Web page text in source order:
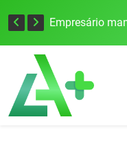
Empresário